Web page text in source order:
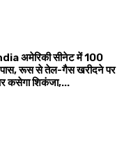
अमेरिकी सीनेट में 100
पास, रूस से तेल-गैस खरीदने पर
कसेगा शिकंजा,...